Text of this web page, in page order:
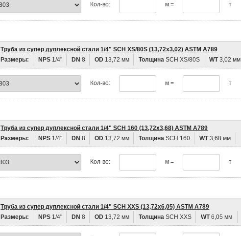
Кол-во: м = т
Труба из супер дуплексной стали 1/4" SCH XS/80S (13,72х3,02) ASTM A789
Размеры:
NPS 1/4" DN 8 OD 13,72 мм Толщина SCH XS/80S WT3,02 мм
Кол-во: м = т
Труба из супер дуплексной стали 1/4" SCH 160 (13,72х3,68) ASTM A789
Размеры:
NPS 1/4" DN 8 OD 13,72 мм Толщина SCH 160 WT3,68 мм
Кол-во: м = т
Труба из супер дуплексной стали 1/4" SCH XXS (13,72х6,05) ASTM A789
Размеры:
NPS 1/4" DN 8 OD 13,72 мм Толщина SCH XXS WT6,05 мм